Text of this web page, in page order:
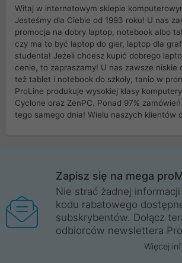
Witaj w internetowym sklepie
Jesteśmy dla Ciebie od 1993 roku! U nas
promocja na dobry laptop, notebook albo
czy ma to być laptop do gier, laptop dla
studenta! Jeżeli chcesz kupić dobrego
cenie, to zapraszamy! U nas zawsze niskie
też tablet i notebook do szkoły, tanio w
ProLine produkuje wysokiej klasy
Cyclone oraz ZenPC. Ponad 97%
tego samego dnia! Wielu naszych klientów
Wrocław, Poznań, Legnica, Katowice,
Trzebnica, Opole. Szybka i profesjonalna
ProLine to polska firma ze 100% polskim
legalnie i płacimy podatki w naszym kraju!
główną w Mirkowie oraz salony na terenie
komunikacja ze sklepem komputerowym
Zapisz się na mega
Nie strać żadnej
kodu rabatowego
subskrybentów. Dołącz
odbiorców newslettera
Więcej